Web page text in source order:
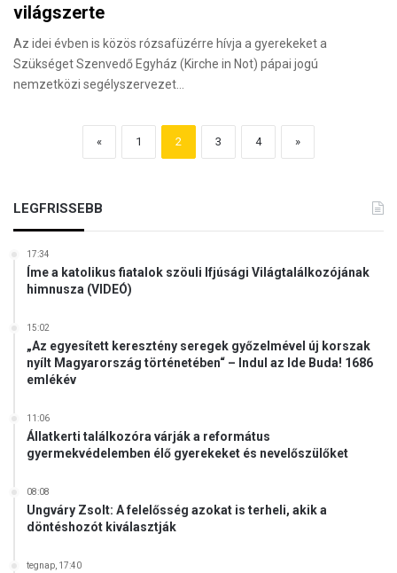
világszerte
Az idei évben is közös rózsafüzérre hívja a gyerekeket a
Szükséget Szenvedő Egyház (Kirche in Not) pápai jogú
nemzetközi segélyszervezet…
« 1 2 3 4 »
LEGFRISSEBB
17:34
Íme a katolikus fiatalok szöuli Ifjúsági Világtalálkozójának
himnusza (VIDEÓ)
15:02
„Az egyesített keresztény seregek győzelmével új korszak
nyílt Magyarország történetében“ – Indul az Ide Buda! 1686
emlékév
11:06
Állatkerti találkozóra várják a református
gyermekvédelemben élő gyerekeket és nevelőszülőket
08:08
Ungváry Zsolt: A felelősség azokat is terheli, akik a
döntéshozót kiválasztják
tegnap, 17:40